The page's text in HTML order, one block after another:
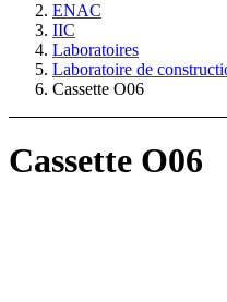
ENAC
IIC
Laboratoires
Laboratoire de
Cassette O06
Cassette O06